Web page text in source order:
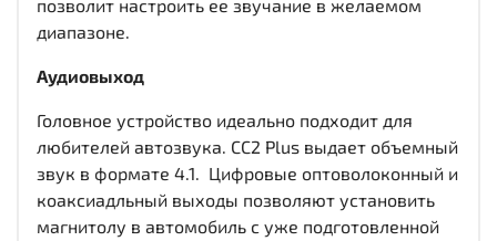
позволит настроить ее звучание в желаемом
диапазоне.
Аудиовыход
Головное устройство идеально подходит для
любителей автозвука. CC2 Plus выдает объемный
звук в формате 4.1. Цифровые оптоволоконный и
коаксиадльный выходы позволяют установить
магнитолу в автомобиль с уже подготовленной